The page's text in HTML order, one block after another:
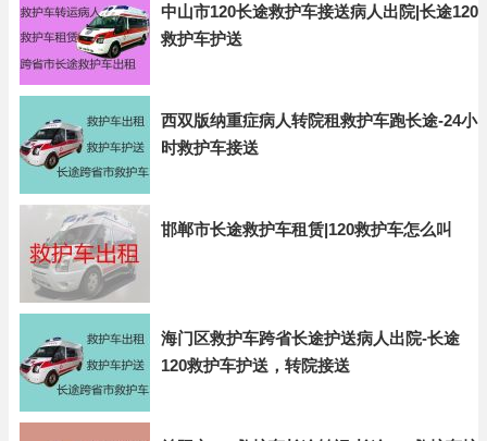
中山市120长途救护车接送病人出院|长途120
救护车护送
西双版纳重症病人转院租救护车跑长途-24小
时救护车接送
邯郸市长途救护车租赁|120救护车怎么叫
海门区救护车跨省长途护送病人出院-长途
120救护车护送，转院接送